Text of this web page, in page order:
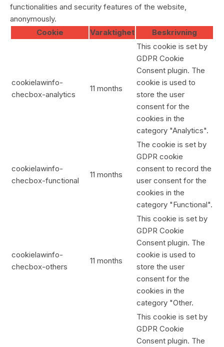
functionalities and security features of the website,
anonymously.
Cookie
Varaktighet Beskrivning
cookielawinfo-
checbox-analytics
11 months
This cookie is set by
GDPR Cookie
Consent plugin. The
cookie is used to
store the user
consent for the
cookies in the
category "Analytics".
cookielawinfo-
checbox-functional
11 months
The cookie is set by
GDPR cookie
consent to record the
user consent for the
cookies in the
category "Functional".
cookielawinfo-
checbox-others
11 months
This cookie is set by
GDPR Cookie
Consent plugin. The
cookie is used to
store the user
consent for the
cookies in the
category "Other.
This cookie is set by
GDPR Cookie
Consent plugin. The